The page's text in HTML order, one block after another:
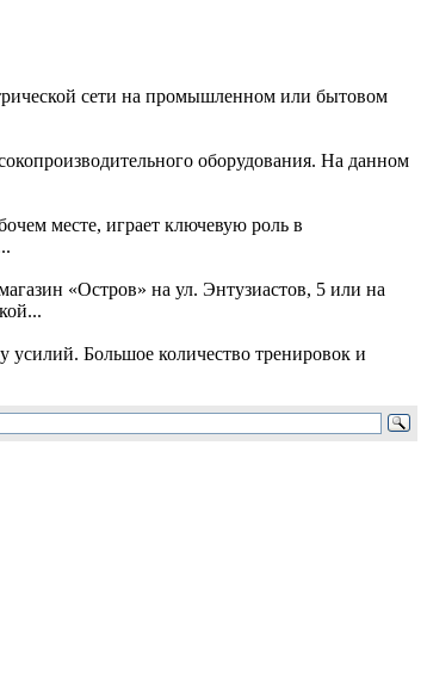
сети на промышленном или бытовом
оборудования. На данном
месте, играет ключевую роль в
«Остров» на ул. Энтузиастов, 5 или на
усилий. Большое количество тренировок и